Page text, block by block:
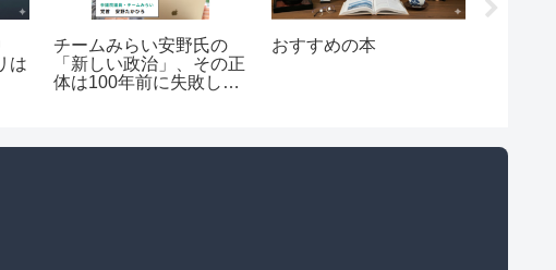
は
チームみらい安野氏の
「新しい政治」、その正
体は100年前に失敗した
おすすめの本